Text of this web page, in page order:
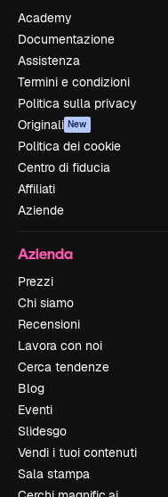
Academy
Documentazione
Assistenza
Termini e condizioni
Politica sulla privacy
Originali New
Politica dei cookie
Centro di fiducia
Affiliati
Aziende
Azienda
Prezzi
Chi siamo
Recensioni
Lavora con noi
Cerca tendenze
Blog
Eventi
Slidesgo
Vendi i tuoi contenuti
Sala stampa